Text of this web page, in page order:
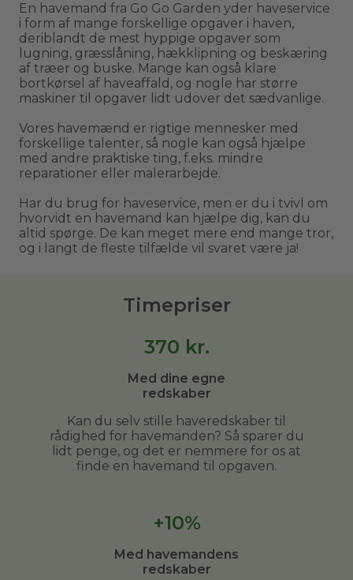
En havemand fra Go Go Garden yder haveservice
i form af mange forskellige opgaver i haven,
deriblandt de mest hyppige opgaver som
lugning, græsslåning, hækklipning og beskæring
af træer og buske. Mange kan også klare
bortkørsel af haveaffald, og nogle har større
maskiner til opgaver lidt udover det sædvanlige.
Vores havemænd er rigtige mennesker med
forskellige talenter, så nogle kan også hjælpe
med andre praktiske ting, f.eks. mindre
reparationer eller malerarbejde.
Har du brug for haveservice, men er du i tvivl om
hvorvidt en havemand kan hjælpe dig, kan du
altid spørge. De kan meget mere end mange tror,
og i langt de fleste tilfælde vil svaret være ja!
Timepriser
370 kr.
Med dine egne
redskaber
Kan du selv stille haveredskaber til
rådighed for havemanden? Så sparer du
lidt penge, og det er nemmere for os at
finde en havemand til opgaven.
+10%
Med havemandens
redskaber